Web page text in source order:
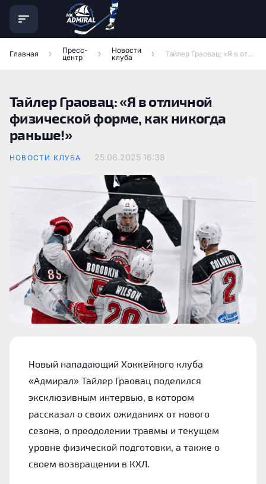
Главная
Пресс-
центр
Новости
клуба
Тайлер Граовац: «Я в отличной физической форме, как никогда раньше!»
Тайлер Граовац: «Я в отличной
физической форме, как никогда
раньше!»
НОВОСТИ КЛУБА 25.06.2025 16:38
Новый нападающий Хоккейного клуба
«Адмирал» Тайлер Граовац поделился
эксклюзивным интервью, в котором
рассказал о своих ожиданиях от нового
сезона, о преодолении травмы и текущем
уровне физической подготовки, а также о
своем возвращении в КХЛ.